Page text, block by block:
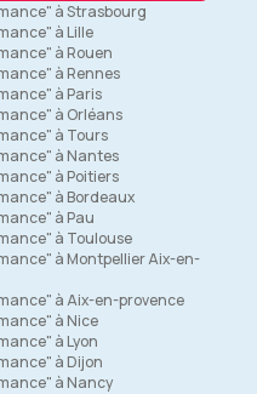
à Strasbourg
à Lille
à Rouen
à Rennes
à Paris
à Orléans
à Tours
à Nantes
à Poitiers
à Bordeaux
à Pau
à Toulouse
à Montpellier Aix-en-
à Aix-en-provence
à Nice
à Lyon
à Dijon
à Nancy